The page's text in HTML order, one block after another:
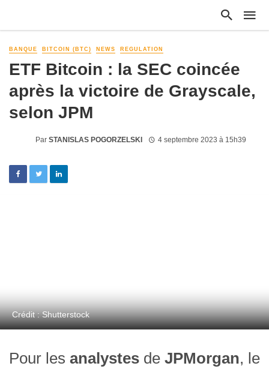
BANQUE BITCOIN (BTC) NEWS REGULATION
ETF Bitcoin : la SEC coincée
après la victoire de Grayscale,
selon JPM
Par STANISLAS POGORZELSKI 4 septembre 2023 à 15h39
Crédit : Shutterstock
Pour les analystes de JPMorgan, le